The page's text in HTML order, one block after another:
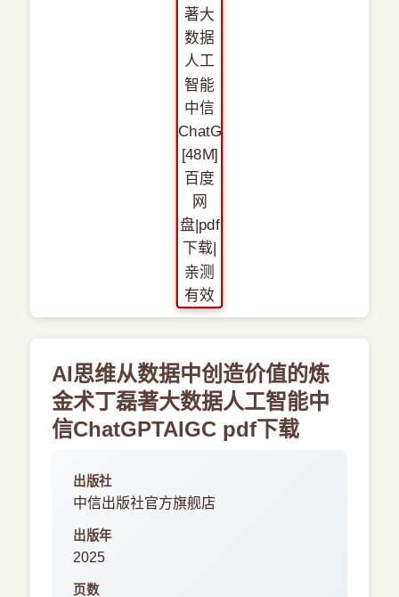
AI思维从数据中创造价值的炼
金术丁磊著大数据人工智能中
信ChatGPTAIGC pdf下载
出版社
中信出版社官方旗舰店
出版年
2025
页数